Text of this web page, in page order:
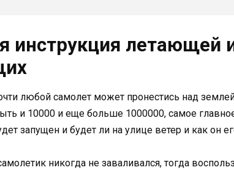
инструкция летающей
любой самолет может пронестись над
и 10000 и еще больше 1000000, самое
запущен и будет ли на улице ветер и как он
никогда не заваливался, тогда